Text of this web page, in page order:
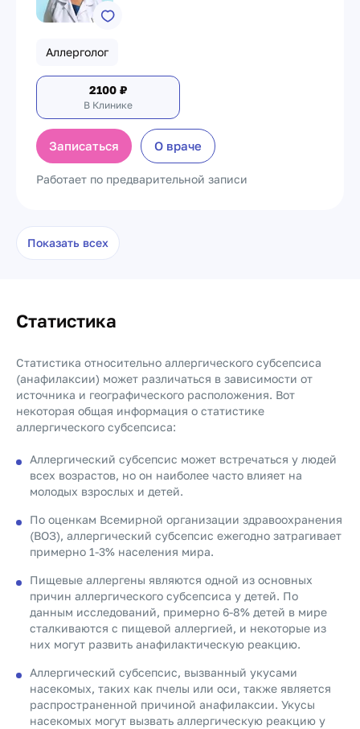
Аллерголог
2100 ₽
В Клинике
Записаться О враче
Работает по предварительной записи
Показать всех
Статистика
Статистика относительно аллергического субсепсиса
(анафилаксии) может различаться в зависимости от
источника и географического расположения. Вот
некоторая общая информация о статистике
аллергического субсепсиса:
Аллергический субсепсис может встречаться у людей
всех возрастов, но он наиболее часто влияет на
молодых взрослых и детей.
По оценкам Всемирной организации здравоохранения
(ВОЗ), аллергический субсепсис ежегодно затрагивает
примерно 1-3% населения мира.
Пищевые аллергены являются одной из основных
причин аллергического субсепсиса у детей. По
данным исследований, примерно 6-8% детей в мире
сталкиваются с пищевой аллергией, и некоторые из
них могут развить анафилактическую реакцию.
Аллергический субсепсис, вызванный укусами
насекомых, таких как пчелы или оси, также является
распространенной причиной анафилаксии. Укусы
насекомых могут вызвать аллергическую реакцию у